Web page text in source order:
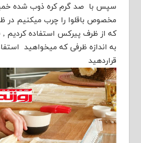
سپس با صد گرم کره ذوب شده
مخصوص باقلوا را چرب میکنیم
که از ظرف پیرکس استفاده کردیم ,
به اندازه ظرفی که میخواهید
قراردهید